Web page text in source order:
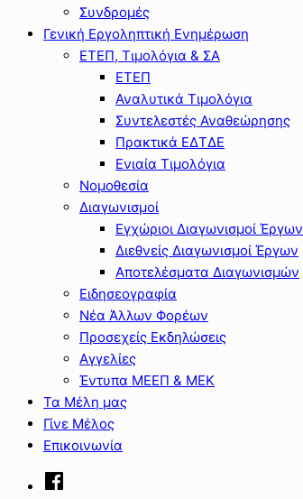
Συνδρομές
Γενική Εργοληπτική Ενημέρωση
ΕΤΕΠ, Τιμολόγια & ΣΑ
ΕΤΕΠ
Αναλυτικά Τιμολόγια
Συντελεστές Αναθεώρησης
Πρακτικά ΕΔΤΔΕ
Ενιαία Τιμολόγια
Νομοθεσία
Διαγωνισμοί
Εγχώριοι Διαγωνισμοί Έργων
Διεθνείς Διαγωνισμοί Έργων
Αποτελέσματα Διαγωνισμών
Ειδησεογραφία
Νέα Άλλων Φορέων
Προσεχείς Εκδηλώσεις
Αγγελίες
Έντυπα ΜΕΕΠ & ΜΕΚ
Τα Μέλη μας
Γίνε Μέλος
Επικοινωνία